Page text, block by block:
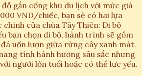
đỗ gần cổng khu du lịch với mức giá
VND/chiếc, bạn sẽ có hai lựa
chính của chùa Tây Thiên: Đi bộ
bạn chọn đi bộ, hành trình sẽ gồm
uốn lượn giữa rừng cây xanh mát.
tính hành hương sâu sắc nhưng
người lớn tuổi hoặc có thể lực yếu.